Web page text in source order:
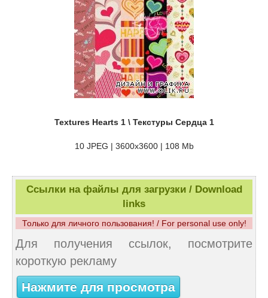
Textures Hearts 1 \ Текстуры Сердца 1
10 JPEG | 3600x3600 | 108 Mb
Ссылки на файлы для загрузки / Download
links
Только для личного пользования! / For personal use only!
Для получения ссылок, посмотрите
короткую рекламу
Нажмите для просмотра